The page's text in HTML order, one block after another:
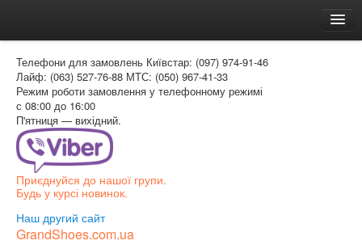
Доставка и оплата
Как заказать
Контакти
Таблиця розмірів
Вхід для покупця
Телефони для замовлень Київстар: (097) 974-91-46
Лайф: (063) 527-76-88 МТС: (050) 967-41-33
Режим роботи замовлення у телефонному режимі
с 08:00 до 16:00
П'ятниця — вихідний.
Приєднуйся до нашої групи.
Будь у курсі новинок.
Наш другий сайт
GrandShoes.com.ua